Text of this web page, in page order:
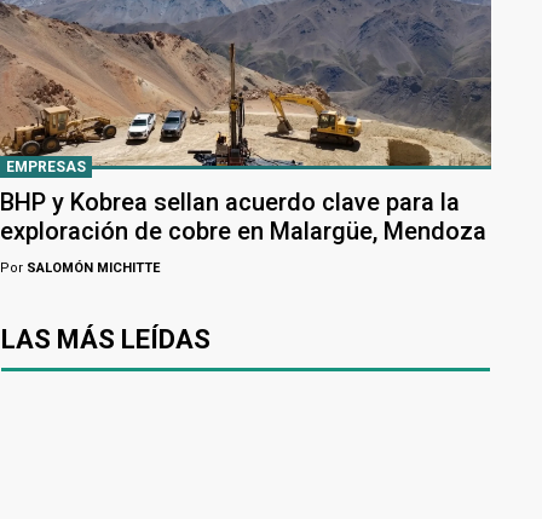
EMPRESAS
BHP y Kobrea sellan acuerdo clave para la
exploración de cobre en Malargüe, Mendoza
Por SALOMÓN MICHITTE
LAS MÁS LEÍDAS